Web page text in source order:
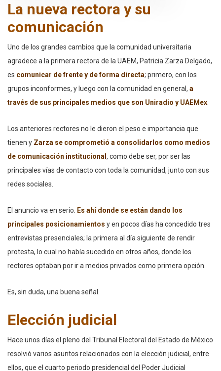
La nueva rectora y su
comunicación
Uno de los grandes cambios que la comunidad universitaria
agradece a la primera rectora de la UAEM, Patricia Zarza Delgado,
es comunicar de frente y de forma directa; primero, con los
grupos inconformes, y luego con la comunidad en general, a
través de sus principales medios que son Uniradio y UAEMex
Los anteriores rectores no le dieron el peso e importancia que
tienen y Zarza se comprometió a consolidarlos como medios
de comunicación institucional , como debe ser, por ser las
principales vías de contacto con toda la comunidad, junto con sus
redes sociales.
El anuncio va en serio.
Es ahí donde se están dando los
principales posicionamientos y en pocos días ha concedido tres
entrevistas presenciales; la primera al día siguiente de rendir
protesta, lo cual no había sucedido en otros años, donde los
rectores optaban por ir a medios privados como primera opción.
Es, sin duda, una buena señal.
Elección judicial
Hace unos días el pleno del Tribunal Electoral del Estado de México
resolvió varios asuntos relacionados con la elección judicial, entre
ellos, que el cuarto periodo presidencial del Poder Judicial